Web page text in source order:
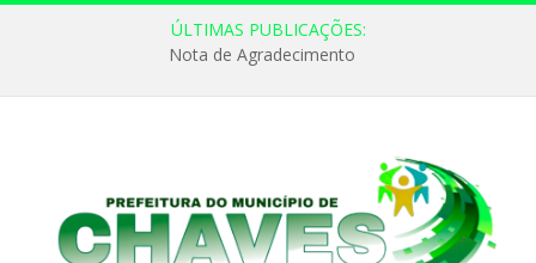
ÚLTIMAS PUBLICAÇÕES:
Nota de Agradecimento